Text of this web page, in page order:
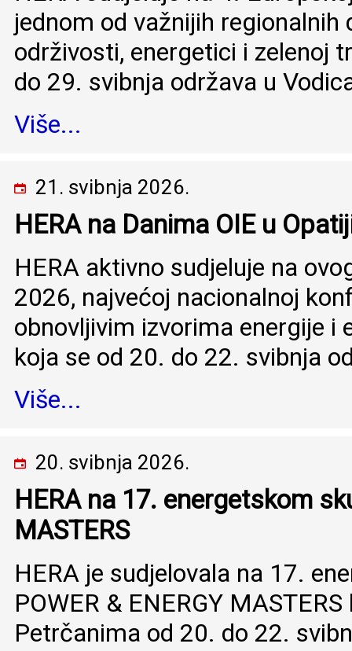
jednom od važnijih regionalnih
održivosti, energetici i zelenoj
do 29. svibnja održava u
Više...
21. svibnja 2026.
HERA na Danima OIE u
HERA aktivno sudjeluje na
2026, najvećoj nacionalnoj
obnovljivim izvorima energije i
koja se od 20. do 22. svibnja
Više...
20. svibnja 2026.
HERA na 17. energetskom
MASTERS
HERA je sudjelovala na 17.
POWER & ENERGY
Petrčanima od 20. do 22.